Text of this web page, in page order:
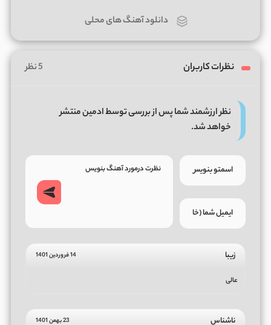
دانلود آهنگ های محلی
نظرات کاربران 5 نظر
نظر ارزشمند شما پس از بررسی توسط ادمین منتشر
خواهد شد.
زیبا 14 فروردین 1401
عالی
ناشناس 23 بهمن 1401